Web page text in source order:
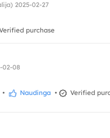
2025-02-27
purchase
02-08
Naudinga • Verified